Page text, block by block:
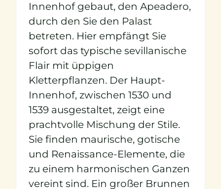
Innenhof gebaut, den Apeadero,
durch den Sie den Palast
betreten. Hier empfängt Sie
sofort das typische sevillanische
Flair mit üppigen
Kletterpflanzen. Der Haupt-
Innenhof, zwischen 1530 und
1539 ausgestaltet, zeigt eine
prachtvolle Mischung der Stile.
Sie finden maurische, gotische
und Renaissance-Elemente, die
zu einem harmonischen Ganzen
vereint sind. Ein großer Brunnen